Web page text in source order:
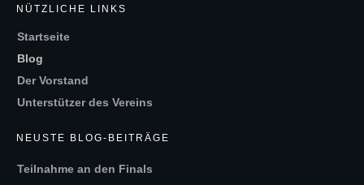
NÜTZLICHE LINKS
Startseite
Blog
Der Vorstand
Unterstützer des Vereins
NEUSTE BLOG-BEITRÄGE
Teilnahme an den Finals